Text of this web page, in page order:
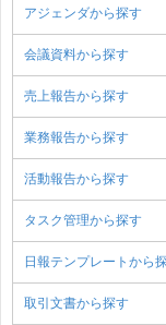
アジェンダから探す
会議資料から探す
売上報告から探す
業務報告から探す
活動報告から探す
タスク管理から探す
日報テンプレートから
取引文書から探す